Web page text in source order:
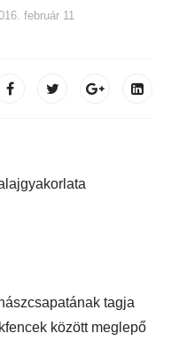
február 11
tagja
között meglepő